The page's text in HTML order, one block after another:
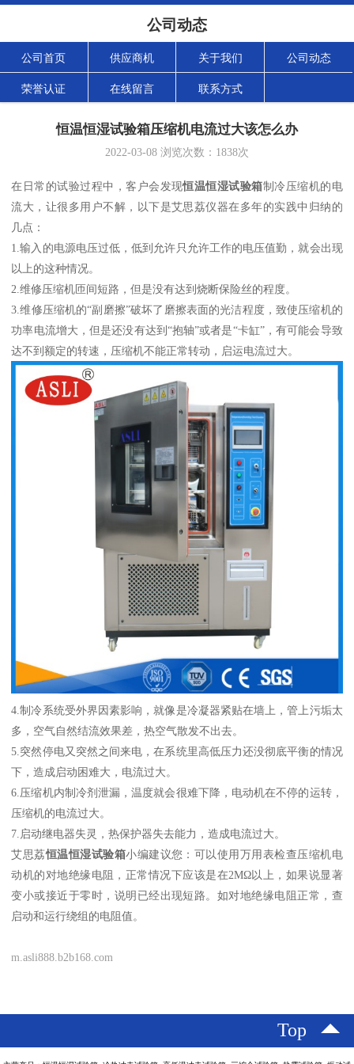
公司动态
公司首页 供应商机 关于我们 公司动态
荣誉认证 在线留言 联系方式
恒温恒湿试验箱压缩机电流过大该怎么办
2022-03-08 浏览次数： 1838次
在日常的试验过程中，客户会发现恒温恒湿试验箱制冷压缩机的电
流大，让很多用户不解，以下是艾思荔仪器在多年的实践中归纳的
几点：
1.输入的电源电压过低，低到允许只允许工作的电压值勤，就会出现
以上的这种情况。
2.维修压缩机匝间短路，但是没有达到烧断保险丝的程度。
3.维修压缩机的“副磨擦”破坏了磨擦表面的光洁程度，致使压缩机的
功率电流增大，但是还没有达到“抱轴”或者是“卡缸”，有可能会导致
达不到额定的转速，压缩机不能正常转动，启运电流过大。
4.制冷系统受外界因素影响，就像是冷凝器紧贴在墙上，管上污垢太
多，空气自然结流效果差，热空气散发不出去。
5.突然停电又突然之间来电，在系统里高低压力还没彻底平衡的情况
下，造成启动困难大，电流过大。
6.压缩机内制冷剂泄漏，温度就会很难下降，电动机在不停的运转，
压缩机的电流过大。
7.启动继电器失灵，热保护器失去能力，造成电流过大。
艾思荔恒温恒湿试验箱小编建议您：可以使用万用表检查压缩机电
动机的对地绝缘电阻，正常情况下应该是在2MΩ以上，如果说显著
变小或接近于零时，说明已经出现短路。如对地绝缘电阻正常，查
启动和运行绕组的电阻值。
m.asli888.b2b168.com
Top